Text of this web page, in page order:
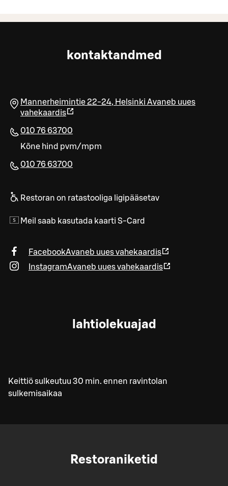
kontaktandmed
Mannerheimintie 22-24, Helsinki Avaneb uues
vahekaardis
010 76 63700
Kõne hind pvm/mpm
010 76 63700​
Restoran on ratastooliga ligipääsetav
Meil saab kasutada kaarti S-Card
FacebookAvaneb uues vahekaardis
InstagramAvaneb uues vahekaardis
lahtiolekuajad
Keittiö sulkeutuu 30 min. ennen ravintolan
sulkemisaikaa
Restoraniketid